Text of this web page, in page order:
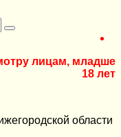
лицам, младше
18 лет
области